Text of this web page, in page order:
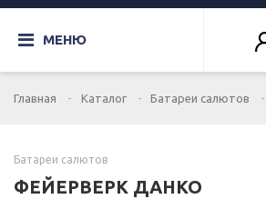
МЕНЮ
Главная Каталог Батареи салютов
Батареи салютов
ФЕЙЕРВЕРК ДАНКО